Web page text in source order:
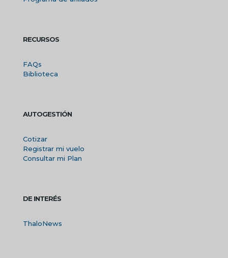
RECURSOS
FAQs
Biblioteca
AUTOGESTIÓN
Cotizar
Registrar mi vuelo
Consultar mi Plan
DE INTERÉS
ThaloNews